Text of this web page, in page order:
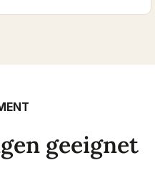
geeignet